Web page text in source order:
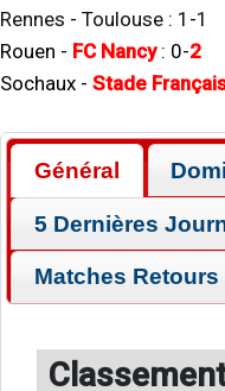
Rennes - Toulouse : 1 -1
Rouen - FC Nancy: 0-2
Sochaux - Stade
Général
5 Dernières
Matches Retours